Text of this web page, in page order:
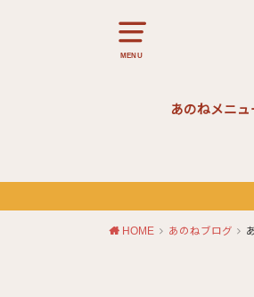
MENU
あのねメニ
HOME あのねブログ